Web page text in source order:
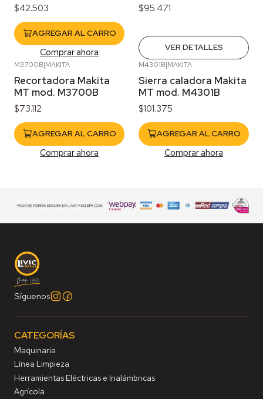
$42.503
AGREGAR AL CARRO
Comprar ahora
$95.471
VER DETALLES
M3700B|MAKITA
Recortadora Makita
MT mod. M3700B
$73.112
AGREGAR AL CARRO
Comprar ahora
M4301B|MAKITA
Sierra caladora Makita
MT mod. M4301B
$101.375
AGREGAR AL CARRO
Comprar ahora
Síguenos
CATEGORÍAS
Maquinaria
Línea Limpieza
Herramientas Eléctricas e Inalámbricas
Agrícola